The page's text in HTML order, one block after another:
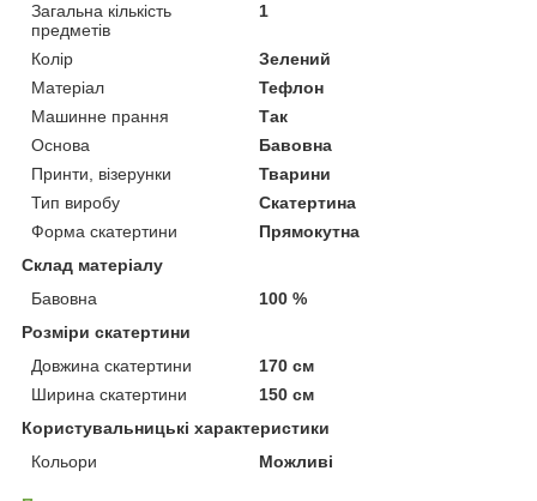
Загальна кількість
предметів
1
Колір
Зелений
Матеріал
Тефлон
Машинне прання
Так
Основа
Бавовна
Принти, візерунки
Тварини
Тип виробу
Скатертина
Форма скатертини
Прямокутна
Склад матеріалу
Бавовна
100 %
Розміри скатертини
Довжина скатертини
170 см
Ширина скатертини
150 см
Користувальницькі характеристики
Кольори
Можливі